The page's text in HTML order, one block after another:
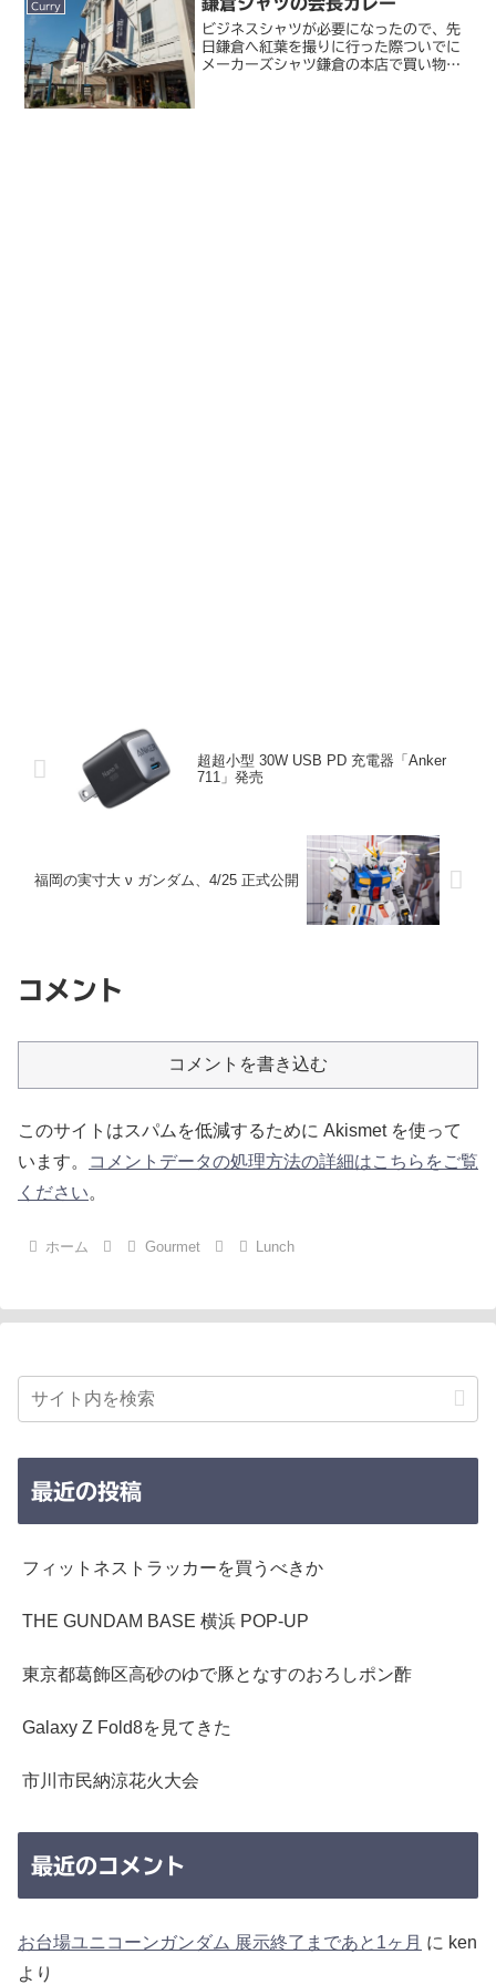
はどうも新宿や池袋から西側に...
Curry
ビジネスシャツが必要になったので、先
日鎌倉へ紅葉を撮りに行った際ついでに
メーカーズシャツ鎌倉の本店で買い物し
超超小型 30W USB PD 充電器「Anker
711」発売
福岡の実寸大 ν ガンダム、4/25 正式公開
コメント
コメントを書き込む
このサイトはスパムを低減するために Akismet を使って
います。
コメントデータの処理方法の詳細はこちらをご覧
ください。
ホーム Gourmet Lunch
最近の投稿
フィットネストラッカーを買うべきか
THE GUNDAM BASE 横浜 POP-UP
東京都葛飾区高砂のゆで豚となすのおろしポン酢
Galaxy Z Fold8を見てきた
市川市民納涼花火大会
最近のコメント
お台場ユニコーンガンダム 展示終了まであと1ヶ月 に ken
より